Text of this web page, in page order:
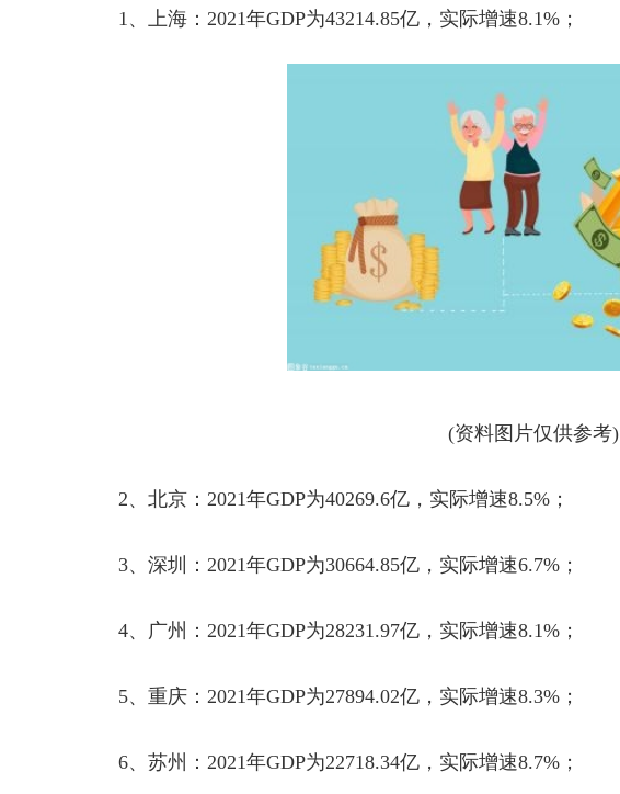
1、上海： 2021年GDP为43214.85亿，实际增速8.1% ；
(资料图片仅供参考)
2、北京： 2021年GDP为40269.6亿，实际增速8.5% ；
3、深圳： 2021年GDP为30664.85亿，实际增速6.7% ；
4、广州： 2021年GDP为28231.97亿，实际增速8.1% ；
5、重庆： 2021年GDP为27894.02亿，实际增速8.3% ；
6、苏州： 2021年GDP为22718.34亿，实际增速8.7% ；